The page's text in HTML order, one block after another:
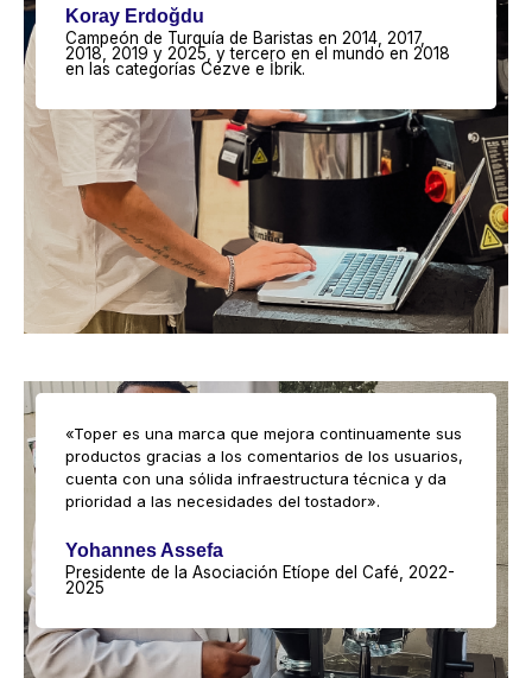
Koray Erdoğdu
Campeón de Turquía de Baristas en 2014, 2017,
2018, 2019 y 2025, y tercero en el mundo en 2018
en las categorías Cezve e İbrik.
«Toper es una marca que mejora continuamente sus
productos gracias a los comentarios de los usuarios,
cuenta con una sólida infraestructura técnica y da
prioridad a las necesidades del tostador».
Yohannes Assefa
Presidente de la Asociación Etíope del Café, 2022-
2025